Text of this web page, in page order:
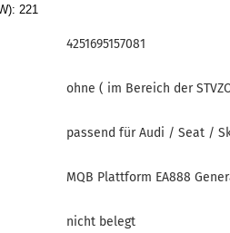
221
4251695157081
ohne ( im Bereich der
passend für Audi / Seat /
MQB Plattform EA888
nicht belegt